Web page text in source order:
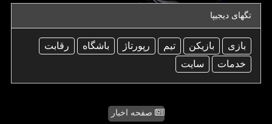
تگهای دیجیپا
بازی بازیكن تیم رپورتاژ باشگاه
رقابت
خدمات
سایت
صفحه اخبار